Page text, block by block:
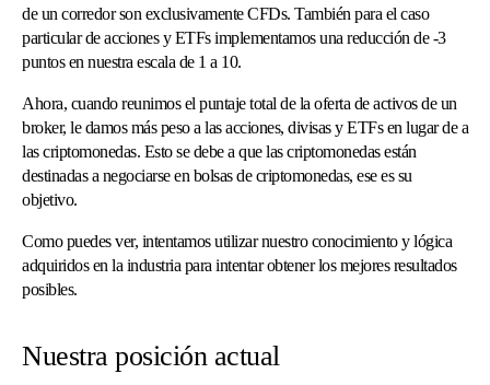
de un corredor son exclusivamente CFDs. También para el caso
particular de acciones y ETFs implementamos una reducción de -3
puntos en nuestra escala de 1 a 10.
Ahora, cuando reunimos el puntaje total de la oferta de activos de un
broker, le damos más peso a las acciones, divisas y ETFs en lugar de a
las criptomonedas. Esto se debe a que las criptomonedas están
destinadas a negociarse en bolsas de criptomonedas, ese es su
objetivo.
Como puedes ver, intentamos utilizar nuestro conocimiento y lógica
adquiridos en la industria para intentar obtener los mejores resultados
posibles.
Nuestra posición actual